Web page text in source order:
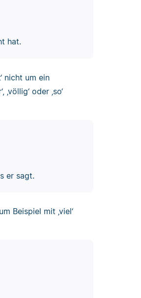
hat.
nicht um ein
oder ‚so‘
er sagt.
Beispiel mit ‚viel‘